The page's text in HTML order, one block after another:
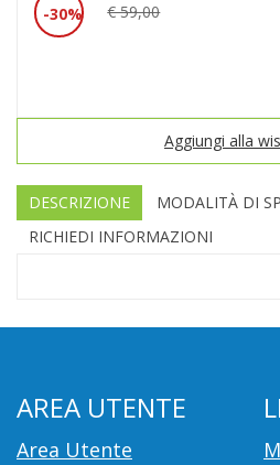
30% € 59,00
Aggiungi alla
DESCRIZIONE
MODALITÀ DI
RICHIEDI INFORMAZIONI
AREA UTENTE
Area Utente